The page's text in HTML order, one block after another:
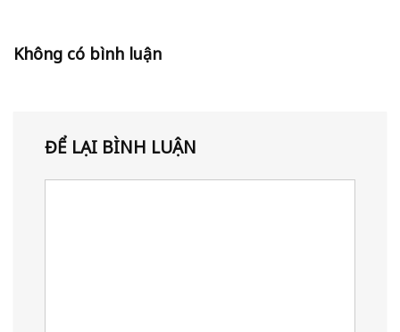
Không có bình luận
ĐỂ LẠI BÌNH LUẬN